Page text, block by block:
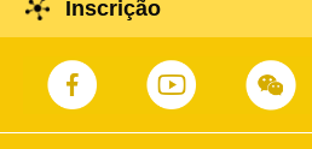
Inscrição